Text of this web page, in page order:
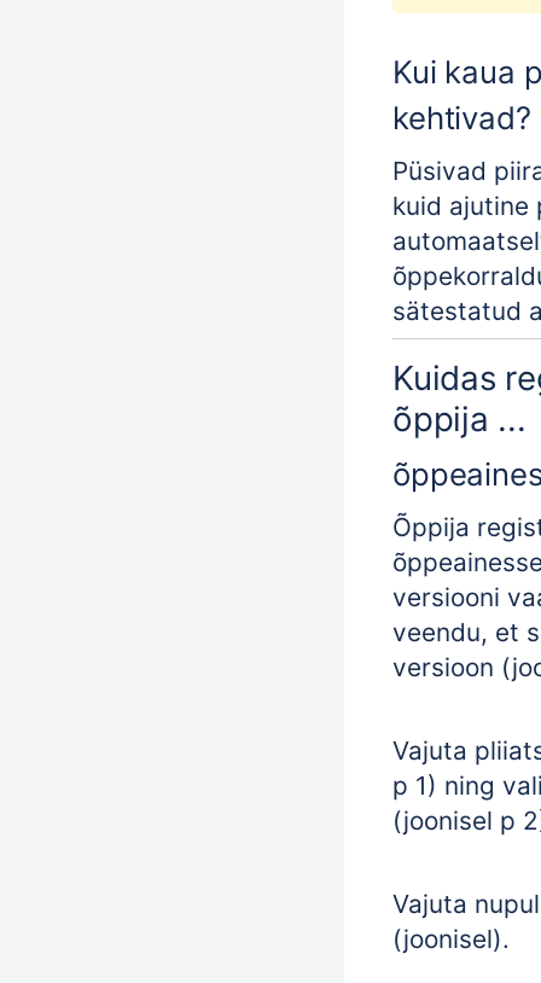
Kui kaua
kehtivad?
Püsivad
kuid ajutine
sätestatud
Kuidas
õppija ...
Õppija
versiooni
veendu, et
versioon
Vajuta
p 1) ning
(joonisel p
Vajuta
(joonisel).